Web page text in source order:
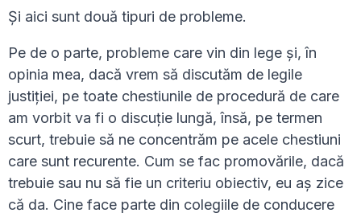
Și aici sunt două tipuri de probleme.
Pe de o parte, probleme care vin din lege și, în
opinia mea, dacă vrem să discutăm de legile
justiției, pe toate chestiunile de procedură de care
am vorbit va fi o discuție lungă, însă, pe termen
scurt, trebuie să ne concentrăm pe acele chestiuni
care sunt recurente. Cum se fac promovările, dacă
trebuie sau nu să fie un criteriu obiectiv, eu aș zice
că da. Cine face parte din colegiile de conducere